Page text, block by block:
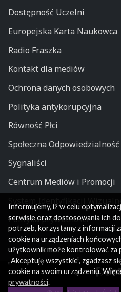
Dostępność Uczelni
Europejska Karta Naukowca
Radio Fraszka
Kontakt dla mediów
Ochrona danych osobowych
Polityka antykorupcyjna
Równość Płci
Społeczna
Sygnaliści
Centrum Mediów i Promocji
Polityka prywatności
Informujemy, iż w celu
serwisie oraz dostosowania ich
potrzeb, korzystamy z informacji
cookie na urządzeniach
użytkownik może kontrolować za
„Akceptuję wszystkie”, zgadzasz
cookie na swoim urządzeniu.
prywatności.